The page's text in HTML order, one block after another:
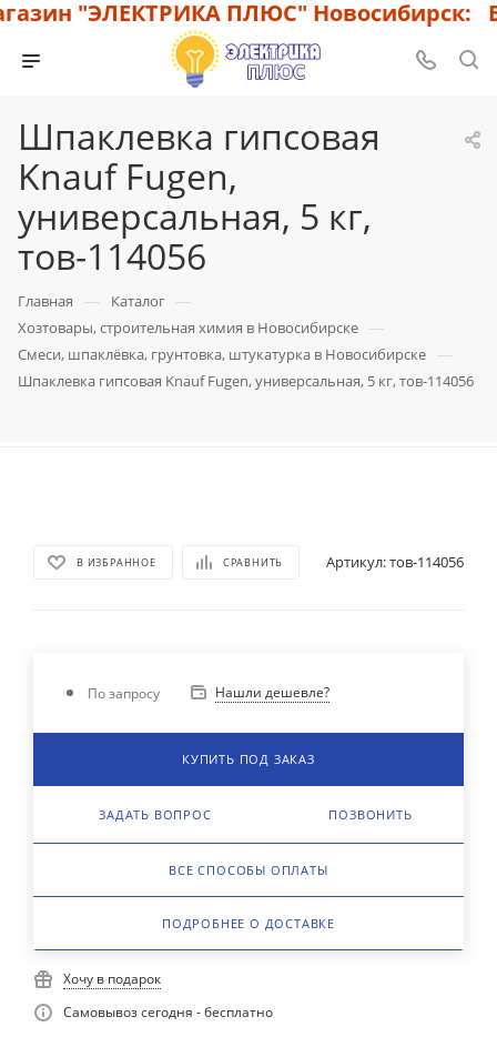
"ЭЛЕКТРИКА ПЛЮС" Новосибирск:
Шпаклевка гипсовая
Knauf Fugen,
универсальная, 5 кг,
тов-114056
Главная — Каталог —
Хозтовары, строительная химия в Новосибирске —
Смеси, шпаклёвка, грунтовка, штукатурка в Новосибирске —
Шпаклевка гипсовая Knauf Fugen, универсальная, 5 кг, тов-114056
В ИЗБРАННОЕ СРАВНИТЬ Артикул:тов-114056
По запросу Нашли дешевле?
КУПИТЬ ПОД ЗАКАЗ
ЗАДАТЬ ВОПРОС ПОЗВОНИТЬ
ВСЕ СПОСОБЫ ОПЛАТЫ
ПОДРОБНЕЕ О ДОСТАВКЕ
Хочу в подарок
Самовывоз сегодня - бесплатно